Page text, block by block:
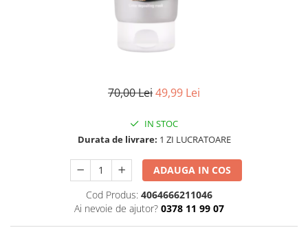
70,00 Lei49,99 Lei
IN STOC
Durata de livrare: 1 ZI LUCRATOARE
ADAUGA IN COS
Cod Produs: 4064666211046
Ai nevoie de ajutor? 0378 11 99 07